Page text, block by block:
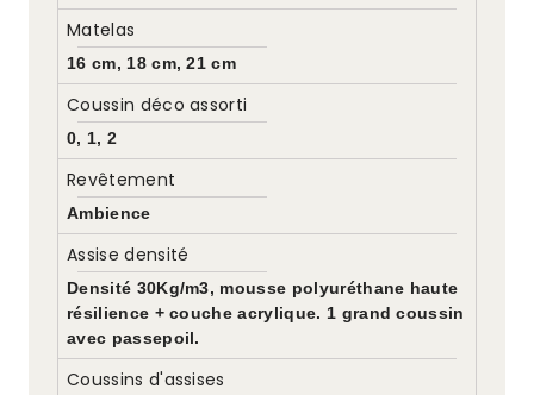
Matelas
16 cm, 18 cm, 21 cm
Coussin déco assorti
0, 1, 2
Revêtement
Ambience
Assise densité
Densité 30Kg/m3, mousse polyuréthane haute
résilience + couche acrylique. 1 grand coussin
avec passepoil.
Coussins d'assises